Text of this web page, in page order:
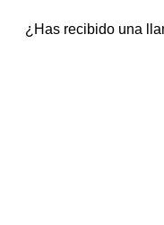
¿Has recibido una